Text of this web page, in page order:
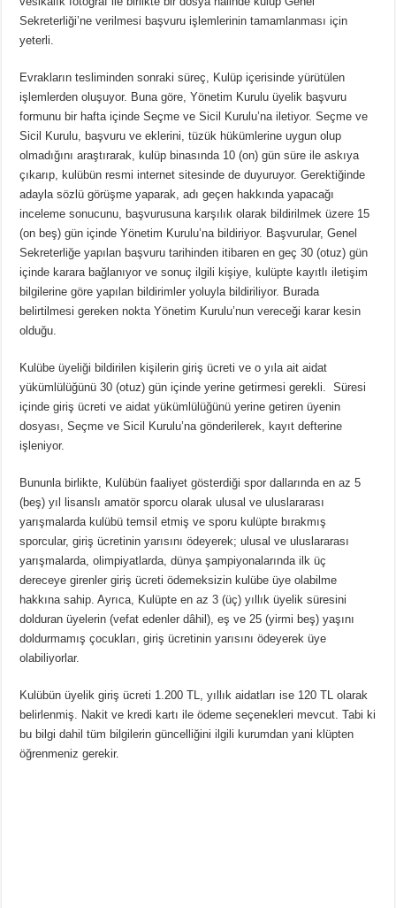
Sekreterliği’ne verilmesi başvuru işlemlerinin tamamlanması için
yeterli.
Evrakların tesliminden sonraki süreç, Kulüp içerisinde yürütülen
işlemlerden oluşuyor. Buna göre, Yönetim Kurulu üyelik başvuru
formunu bir hafta içinde Seçme ve Sicil Kurulu’na iletiyor. Seçme ve
Sicil Kurulu, başvuru ve eklerini, tüzük hükümlerine uygun olup
olmadığını araştırarak, kulüp binasında 10 (on) gün süre ile askıya
çıkarıp, kulübün resmi internet sitesinde de duyuruyor. Gerektiğinde
adayla sözlü görüşme yaparak, adı geçen hakkında yapacağı
inceleme sonucunu, başvurusuna karşılık olarak bildirilmek üzere 15
(on beş) gün içinde Yönetim Kurulu’na bildiriyor. Başvurular, Genel
Sekreterliğe yapılan başvuru tarihinden itibaren en geç 30 (otuz) gün
içinde karara bağlanıyor ve sonuç ilgili kişiye, kulüpte kayıtlı iletişim
bilgilerine göre yapılan bildirimler yoluyla bildiriliyor. Burada
belirtilmesi gereken nokta Yönetim Kurulu’nun vereceği karar kesin
olduğu.
Kulübe üyeliği bildirilen kişilerin giriş ücreti ve o yıla ait aidat
yükümlülüğünü 30 (otuz) gün içinde yerine getirmesi gerekli. Süresi
içinde giriş ücreti ve aidat yükümlülüğünü yerine getiren üyenin
dosyası, Seçme ve Sicil Kurulu’na gönderilerek, kayıt defterine
işleniyor.
Bununla birlikte, Kulübün faaliyet gösterdiği spor dallarında en az 5
(beş) yıl lisanslı amatör sporcu olarak ulusal ve uluslararası
yarışmalarda kulübü temsil etmiş ve sporu kulüpte bırakmış
sporcular, giriş ücretinin yarısını ödeyerek; ulusal ve uluslararası
yarışmalarda, olimpiyatlarda, dünya şampiyonalarında ilk üç
dereceye girenler giriş ücreti ödemeksizin kulübe üye olabilme
hakkına sahip. Ayrıca, Kulüpte en az 3 (üç) yıllık üyelik süresini
dolduran üyelerin (vefat edenler dâhil), eş ve 25 (yirmi beş) yaşını
doldurmamış çocukları, giriş ücretinin yarısını ödeyerek üye
olabiliyorlar.
Kulübün üyelik giriş ücreti 1.200 TL, yıllık aidatları ise 120 TL olarak
belirlenmiş. Nakit ve kredi kartı ile ödeme seçenekleri mevcut. Tabi ki
bu bilgi dahil tüm bilgilerin güncelliğini ilgili kurumdan yani klüpten
öğrenmeniz gerekir.